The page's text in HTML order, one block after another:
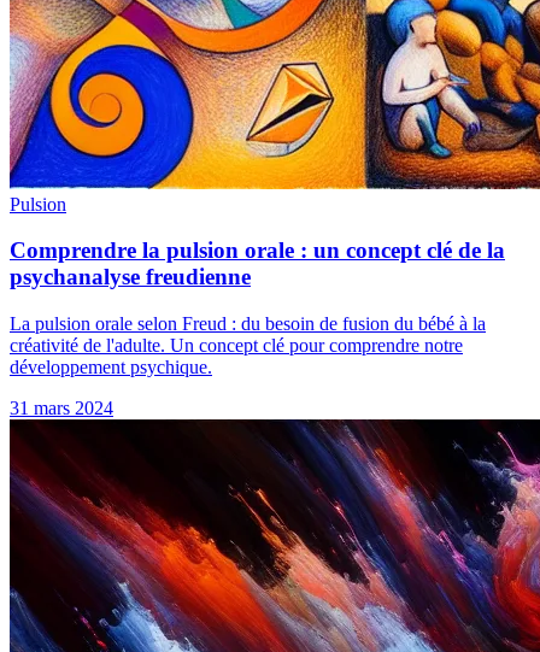
Pulsion
Comprendre la pulsion orale : un concept clé de la
psychanalyse freudienne
La pulsion orale selon Freud : du besoin de fusion du bébé à la
créativité de l'adulte. Un concept clé pour comprendre notre
développement psychique.
31 mars 2024